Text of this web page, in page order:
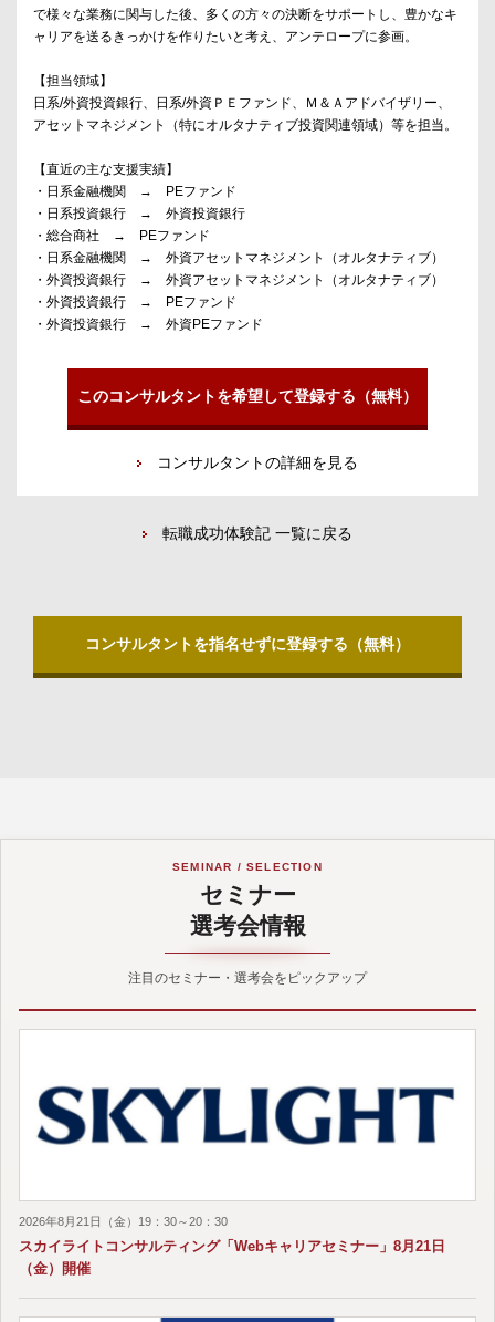
で様々な業務に関与した後、多くの方々の決断をサポートし、豊かなキ
ャリアを送るきっかけを作りたいと考え、アンテロープに参画。
【担当領域】
日系/外資投資銀行、日系/外資ＰＥファンド、Ｍ＆Ａアドバイザリー、
アセットマネジメント（特にオルタナティブ投資関連領域）等を担当。
【直近の主な支援実績】
・日系金融機関 → PEファンド
・日系投資銀行 → 外資投資銀行
・総合商社 → PEファンド
・日系金融機関 → 外資アセットマネジメント（オルタナティブ）
・外資投資銀行 → 外資アセットマネジメント（オルタナティブ）
・外資投資銀行 → PEファンド
・外資投資銀行 → 外資PEファンド
このコンサルタントを希望して登録する（無料）
コンサルタントの詳細を見る
転職成功体験記 一覧に戻る
コンサルタントを指名せずに登録する（無料）
SEMINAR / SELECTION
セミナー
選考会情報
注目のセミナー・選考会をピックアップ
2026年8月21日（金）19：30～20：30
スカイライトコンサルティング「Webキャリアセミナー」8月21日
（金）開催